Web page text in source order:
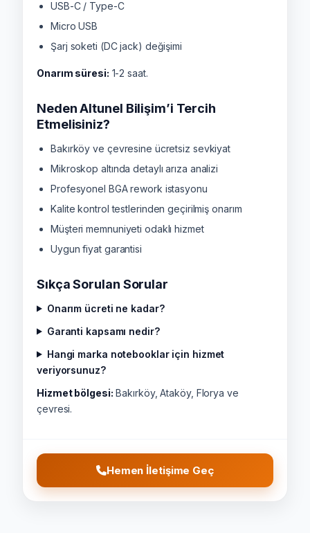
USB-C / Type-C
Micro USB
Şarj soketi (DC jack) değişimi
Onarım süresi: 1-2 saat.
Neden Altunel Bilişim’i Tercih
Etmelisiniz?
Bakırköy ve çevresine ücretsiz sevkiyat
Mikroskop altında detaylı arıza analizi
Profesyonel BGA rework istasyonu
Kalite kontrol testlerinden geçirilmiş onarım
Müşteri memnuniyeti odaklı hizmet
Uygun fiyat garantisi
Sıkça Sorulan Sorular
Onarım ücreti ne kadar?
Garanti kapsamı nedir?
Hangi marka notebooklar için hizmet
veriyorsunuz?
Hizmet bölgesi: Bakırköy, Ataköy, Florya ve
çevresi.
Hemen İletişime Geç